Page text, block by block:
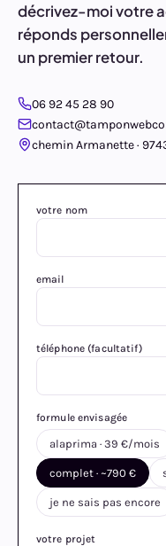
décrivez-moi votre
réponds
un premier retour.
06 92 45 28 90
chemin Armanette ·
votre nom
email
téléphone (facultatif)
formule envisagée
alaprima · 39 €/mois
complet · ~790 €
je ne sais pas encore
votre projet